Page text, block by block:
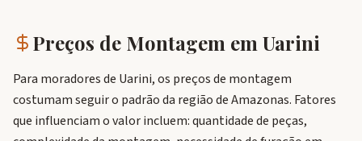
Preços de Montagem em Uarini
Para moradores de Uarini, os preços de montagem
costumam seguir o padrão da região de Amazonas. Fatores
que influenciam o valor incluem: quantidade de peças,